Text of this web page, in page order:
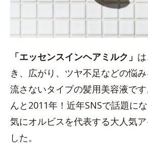
「エッセンスインヘアミルク」
き、広がり、ツヤ不足などの悩
流さないタイプの髪用美容液で
んと2011年！近年SNSで話題に
気にオルビスを代表する大人気
した。